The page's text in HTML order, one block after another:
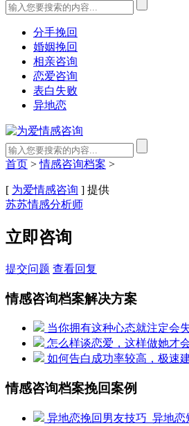
分手挽回
婚姻挽回
相亲咨询
恋爱咨询
表白失败
异地恋
首页 >情感咨询档案 >
[ 为爱情感咨询 ] 提供
苏苏情感分析师
立即咨询
提交问题 查看回复
情感咨询档案解决方案
当你拥有这种心态就注定会
怎么样谈恋爱，这样做她才
如何告白成功率较高，极速
情感咨询档案挽回案例
异地恋挽回男友技巧_异地恋